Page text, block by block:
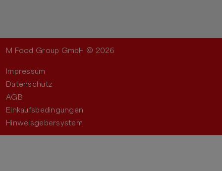
M Food Group GmbH © 2026
Impressum
Datenschutz
AGB
Einkaufsbedingungen
Hinweisgebersystem